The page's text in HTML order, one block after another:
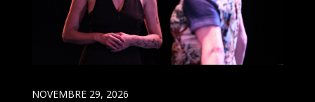
NOVEMBRE 29, 2026